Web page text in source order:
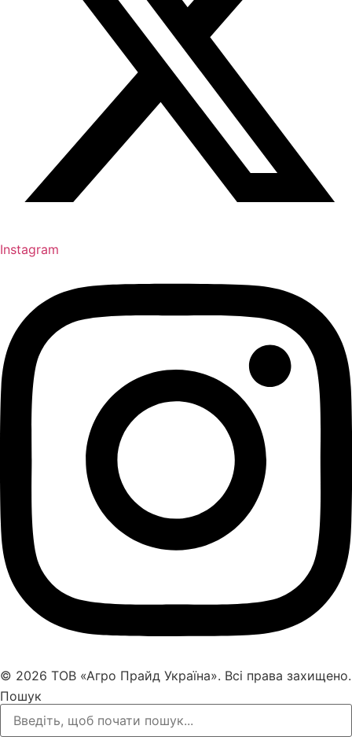
Instagram
© 2026 ТОВ «Агро Прайд Україна». Всі права захищено.
Пошук